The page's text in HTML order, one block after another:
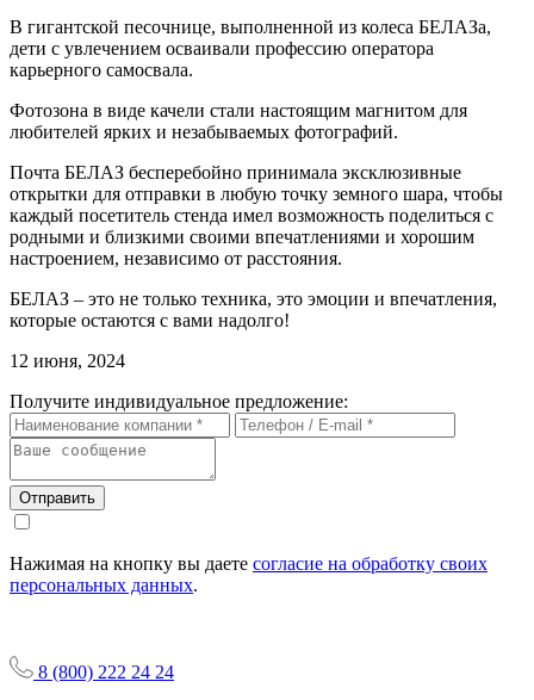
В гигантской песочнице, выполненной из колеса БЕЛАЗа,
дети с увлечением осваивали профессию оператора
карьерного самосвала.
Фотозона в виде качели стали настоящим магнитом для
любителей ярких и незабываемых фотографий.
Почта БЕЛАЗ бесперебойно принимала эксклюзивные
открытки для отправки в любую точку земного шара, чтобы
каждый посетитель стенда имел возможность поделиться с
родными и близкими своими впечатлениями и хорошим
настроением, независимо от расстояния.
БЕЛАЗ – это не только техника, это эмоции и впечатления,
которые остаются с вами надолго!
12 июня, 2024
Получите индивидуальное предложение:
Отправить
Нажимая на кнопку вы даете согласие на обработку своих
персональных данных.
8 (800) 222 24 24